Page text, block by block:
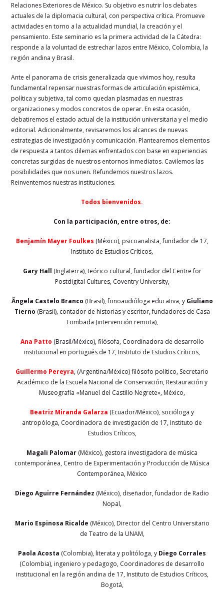
Relaciones Exteriores de México. Su objetivo es nutrir los debates
actuales de la diplomacia cultural, con perspectiva crítica. Promueve
actividades en torno a la actualidad mundial, la creación y el
pensamiento. Este seminario es la primera actividad de la Cátedra:
responde a la voluntad de estrechar lazos entre México, Colombia, la
región andina y Brasil.
Ante el panorama de crisis generalizada que vivimos hoy, resulta
fundamental repensar nuestras formas de articulación epistémica,
política y subjetiva, tal como quedan plasmadas en nuestras
organizaciones y modos concretos de operar. En esta ocasión,
debatiremos el estado actual de la institución universitaria y el medio
editorial. Adicionalmente, revisaremos los alcances de nuevas
estrategias de investigación y comunicación. Plantearemos elementos
de respuesta a tantos dilemas enfrentados con base en experiencias
concretas surgidas de nuestros entornos inmediatos. Cavilemos las
posibilidades que nos unen. Refundemos nuestros lazos.
Reinventemos nuestras instituciones.
Todos bienvenidos.
Con la participación, entre otros, de:
Benjamín Mayer Foulkes (México), psicoanalista, fundador de 17,
Instituto de Estudios Críticos,
Gary Hall (Inglaterra), teórico cultural, fundador del Centre for
Postdigital Cultures, Coventry University,
Ãngela Castelo Branco (Brasil), fonoaudióloga educativa, y Giuliano
Tierno (Brasil), contador de historias y escritor, fundadores de Casa
Tombada (intervención remota),
Ana Patto (Brasil/México), filósofa, Coordinadora de desarrollo
institucional en portugués de 17, Instituto de Estudios Críticos,
Guillermo Pereyra, (Argentina/México) filósofo político, Secretario
Académico de la Escuela Nacional de Conservación, Restauración y
Museografía «Manuel del Castillo Negrete», México,
Beatriz Miranda Galarza (Ecuador/México), socióloga y
antropóloga, Coordinadora de investigación de 17, Instituto de
Estudios Críticos,
Magali Palomar (México), gestora investigadora de música
contemporánea, Centro de Experimentación y Producción de Música
Contemporánea, México
Diego Aguirre Fernández (México), diseñador, fundador de Radio
Nopal,
Mario Espinosa Ricalde (México), Director del Centro Universitario
de Teatro de la UNAM,
Paola Acosta (Colombia), literata y politóloga, y Diego Corrales
(Colombia), ingeniero y pedagogo, Coordinadores de desarrollo
institucional en la región andina de 17, Instituto de Estudios Críticos,
Bogotá,